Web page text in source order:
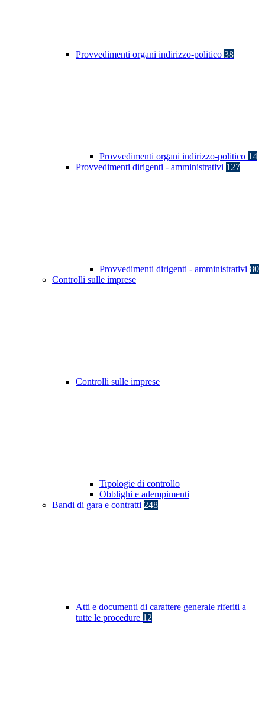
Provvedimenti organi indirizzo-politico 38
Provvedimenti organi indirizzo-politico 14
Provvedimenti dirigenti - amministrativi 127
Provvedimenti dirigenti - amministrativi 80
Controlli sulle imprese
Controlli sulle imprese
Tipologie di controllo
Obblighi e adempimenti
Bandi di gara e contratti 248
Atti e documenti di carattere generale riferiti a
tutte le procedure 12